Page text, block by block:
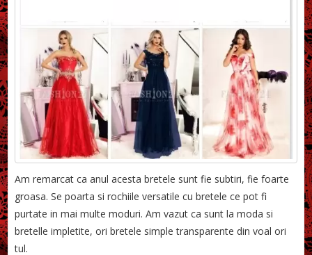
Am remarcat ca anul acesta bretele sunt fie subtiri, fie foarte
groasa. Se poarta si rochiile versatile cu bretele ce pot fi
purtate in mai multe moduri. Am vazut ca sunt la moda si
bretelle impletite, ori bretele simple transparente din voal ori
tul.